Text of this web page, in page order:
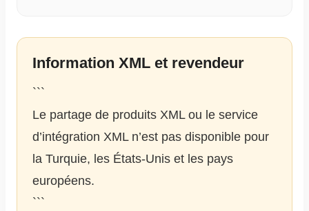
Information XML et revendeur
```
Le partage de produits XML ou le service
d’intégration XML n’est pas disponible pour
la Turquie, les États-Unis et les pays
européens.
```